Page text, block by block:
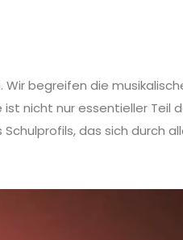
begreifen die
nicht nur essentieller Teil
das sich durch